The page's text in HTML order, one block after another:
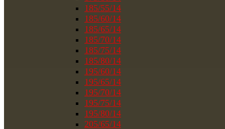
185/55/14
185/60/14
185/65/14
185/70/14
185/75/14
185/80/14
195/60/14
195/65/14
195/70/14
195/75/14
195/80/14
205/65/14